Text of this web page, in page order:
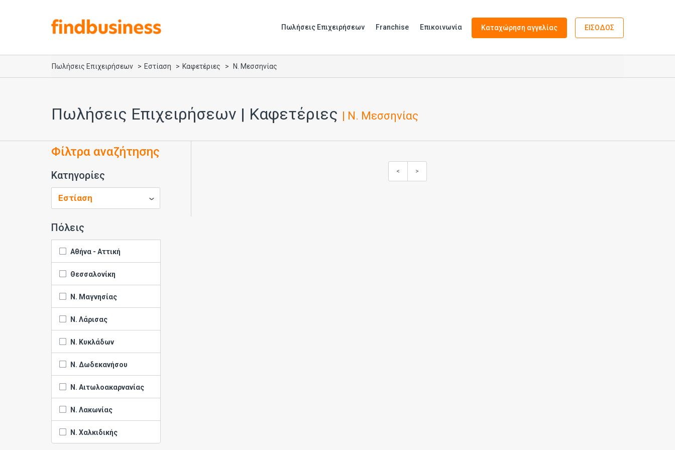
Πωλήσεις Επιχειρήσεων Franchise Επικοινωνία Καταχώρηση αγγελίας ΕΙΣΟΔΟΣ
Πωλήσεις Επιχειρήσεων Εστίαση Καφετέριες Ν. Μεσσηνίας
Πωλήσεις Επιχειρήσεων | Καφετέριες | Ν. Μεσσηνίας
Φίλτρα αναζήτησης
Κατηγορίες
Πόλεις
Αθήνα - Αττική
Θεσσαλονίκη
Ν. Μαγνησίας
Ν. Λάρισας
Ν. Κυκλάδων
Ν. Δωδεκανήσου
Ν. Αιτωλοακαρνανίας
Ν. Λακωνίας
Ν. Χαλκιδικής
< >